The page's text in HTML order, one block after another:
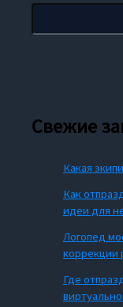
Свежие
Какая
Как
идеи для
Логопед
коррекции
Где